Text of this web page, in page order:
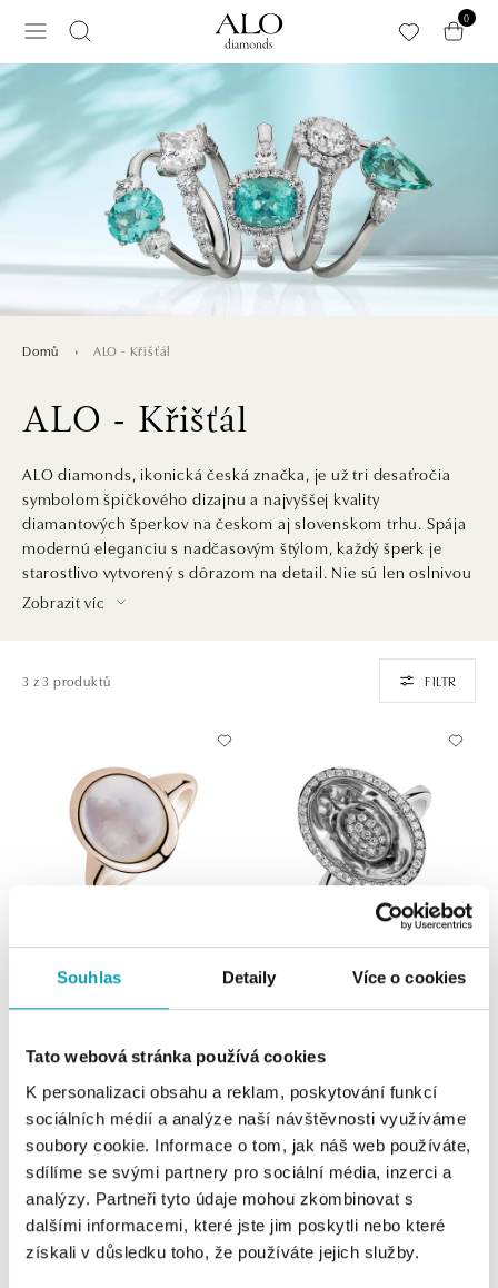
Souhlas Detaily Více o cookies
Tato webová stránka používá cookies
K personalizaci obsahu a reklam, poskytování funkcí
sociálních médií a analýze naší návštěvnosti využíváme
soubory cookie. Informace o tom, jak náš web používáte,
sdílíme se svými partnery pro sociální média, inzerci a
analýzy. Partneři tyto údaje mohou zkombinovat s
dalšími informacemi, které jste jim poskytli nebo které
získali v důsledku toho, že používáte jejich služby.
0
Domů ALO - Křišťál
ALO - Křišťál
ALO diamonds, ikonická česká značka, je už tri desaťročia
symbolom špičkového dizajnu a najvyššej kvality
diamantových šperkov na českom aj slovenskom trhu. Spája
modernú eleganciu s nadčasovým štýlom, každý šperk je
starostlivo vytvorený s dôrazom na detail. Nie sú len oslnivou
ozdobou. Sú aj investíciou do krásy, ktorá pretrvá generácie
Zobrazit víc
3 z 3 produktů FILTR
od 53 838 Kč
ALO